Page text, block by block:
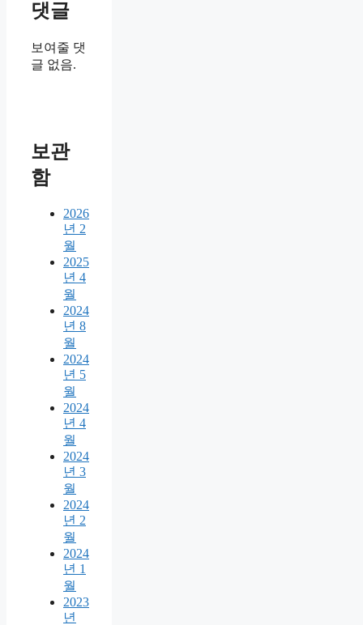
댓글
보여줄 댓
글 없음.
보관
함
2026
년 2
월
2025
년 4
월
2024
년 8
월
2024
년 5
월
2024
년 4
월
2024
년 3
월
2024
년 2
월
2024
년 1
월
2023
년